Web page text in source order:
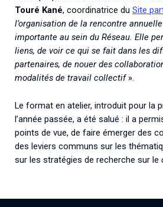
Touré Kané, coordinatrice du Site
l’organisation de la rencontre
importante au sein du Réseau. Elle
liens, de voir ce qui se fait dans les
partenaires, de nouer des
modalités de travail collectif».
Le format en atelier, introduit pour la
l’année passée, a été salué : il a
points de vue, de faire émerger des
des leviers communs sur les
sur les stratégies de recherche sur le